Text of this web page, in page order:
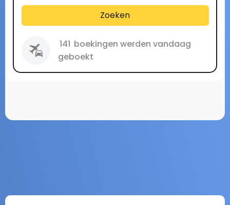
Zoeken
141 boekingen werden vandaag
geboekt